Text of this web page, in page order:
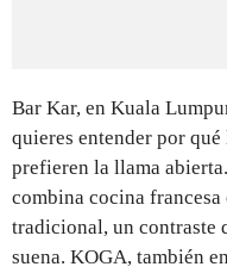
Bar Kar, en Kuala
quieres entender por
prefieren la llama
combina cocina
tradicional, un contraste
suena. KOGA, también